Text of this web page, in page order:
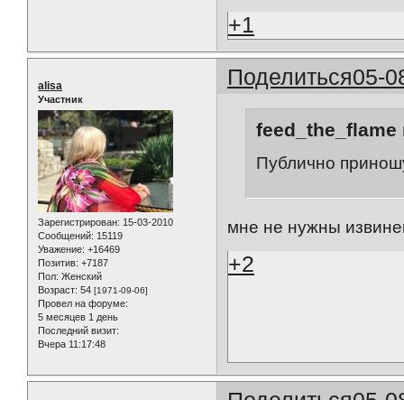
+1
Поделиться05-
alisa
Участник
Зарегистрирован: 15-03-2010
Сообщений: 15119
Уважение: +16469
Позитив: +7187
Пол: Женский
Возраст: 54 [1971-09-06]
Провел на форуме:
5 месяцев 1 день
Последний визит:
Вчера 11:17:48
feed_the_flame
Публично
мне не нужны
+2